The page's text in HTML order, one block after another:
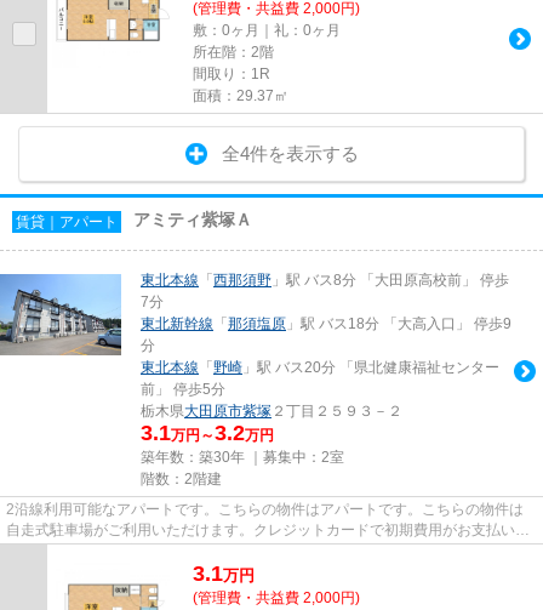
(管理費・共益費 2,000円)
敷：0ヶ月｜礼：0ヶ月
所在階：2階
間取り：1R
面積：29.37㎡
全4件を表示する
賃貸｜アパート アミティ紫塚Ａ
東北本線 「 西那須野 」駅 バス8分 「大田原高校前」 停歩
7分
東北新幹線 「 那須塩原 」駅 バス18分 「大高入口」 停歩9
分
東北本線 「 野崎 」駅 バス20分 「県北健康福祉センター
前」 停歩5分
栃木県大田原市紫塚 ２丁目２５９３－２
3.1万円～3.2万円
築年数：築30年 ｜募集中： 2室
階数：2階建
2沿線利用可能なアパートです。こちらの物件はアパートです。こちらの物件は
自走式駐車場がご利用いただけます。クレジットカードで初期費用がお支払いい
3.1万円
(管理費・共益費 2,000円)